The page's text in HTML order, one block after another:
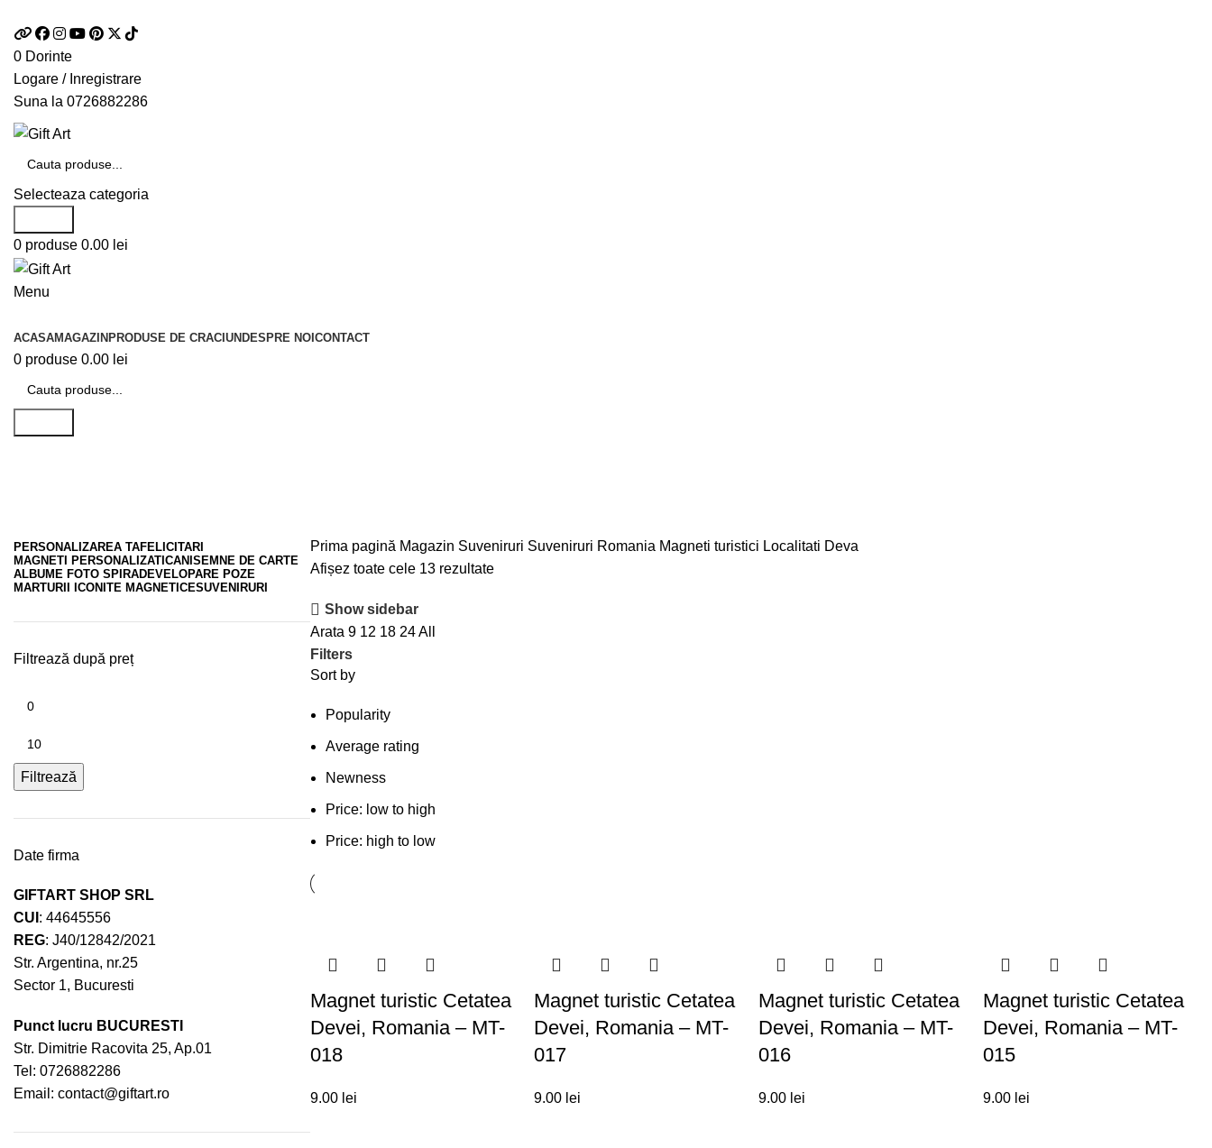
0 Dorinte
Logare / Inregistrare
Suna la 0726882286
Selecteaza categoria
0 produse 0.00 lei
Menu
ACASAMAGAZINPRODUSE DE CRACIUNDESPRE NOICONTACT
0 produse 0.00 lei
PERSONALIZAREA TAFELICITARI
MAGNETI PERSONALIZATICANISEMNE DE CARTE
ALBUME FOTO SPIRADEVELOPARE POZE
MARTURII ICONITE MAGNETICESUVENIRURI
Filtrează după preț
Filtrează
Date firma
GIFTART SHOP SRL
CUI : 44645556
REG: J40/12842/2021
Str. Argentina, nr.25
Sector 1, Bucuresti
Punct lucru BUCURESTI
Str. Dimitrie Racovita 25, Ap.01
Tel: 0726882286
Email: contact@giftart.ro
Prima pagină Magazin Suveniruri Suveniruri Romania Magneti turistici Localitati Deva
Afișez toate cele 13 rezultate
Show sidebar
Arata 9 12 18 24All
Filters
Sort by
Popularity
Average rating
Newness
Price: low to high
Price: high to low
Magnet turistic Cetatea
Devei, Romania – MT-
018
9.00 lei
Magnet turistic Cetatea
Devei, Romania – MT-
017
9.00 lei
Magnet turistic Cetatea
Devei, Romania – MT-
016
9.00 lei
Magnet turistic Cetatea
Devei, Romania – MT-
015
9.00 lei